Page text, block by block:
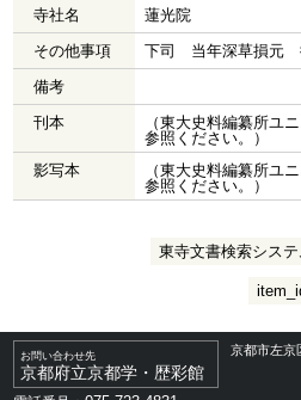
寺社名
蓮光院
その他事項
下司 当年深草損
備考
刊本
（東大史料編纂所ユ
参照ください。）
影写本
（東大史料編纂所ユ
参照ください。）
東寺文書検索シス
お問い合わせ先
京都府立京都学・歴彩館
京都市左京